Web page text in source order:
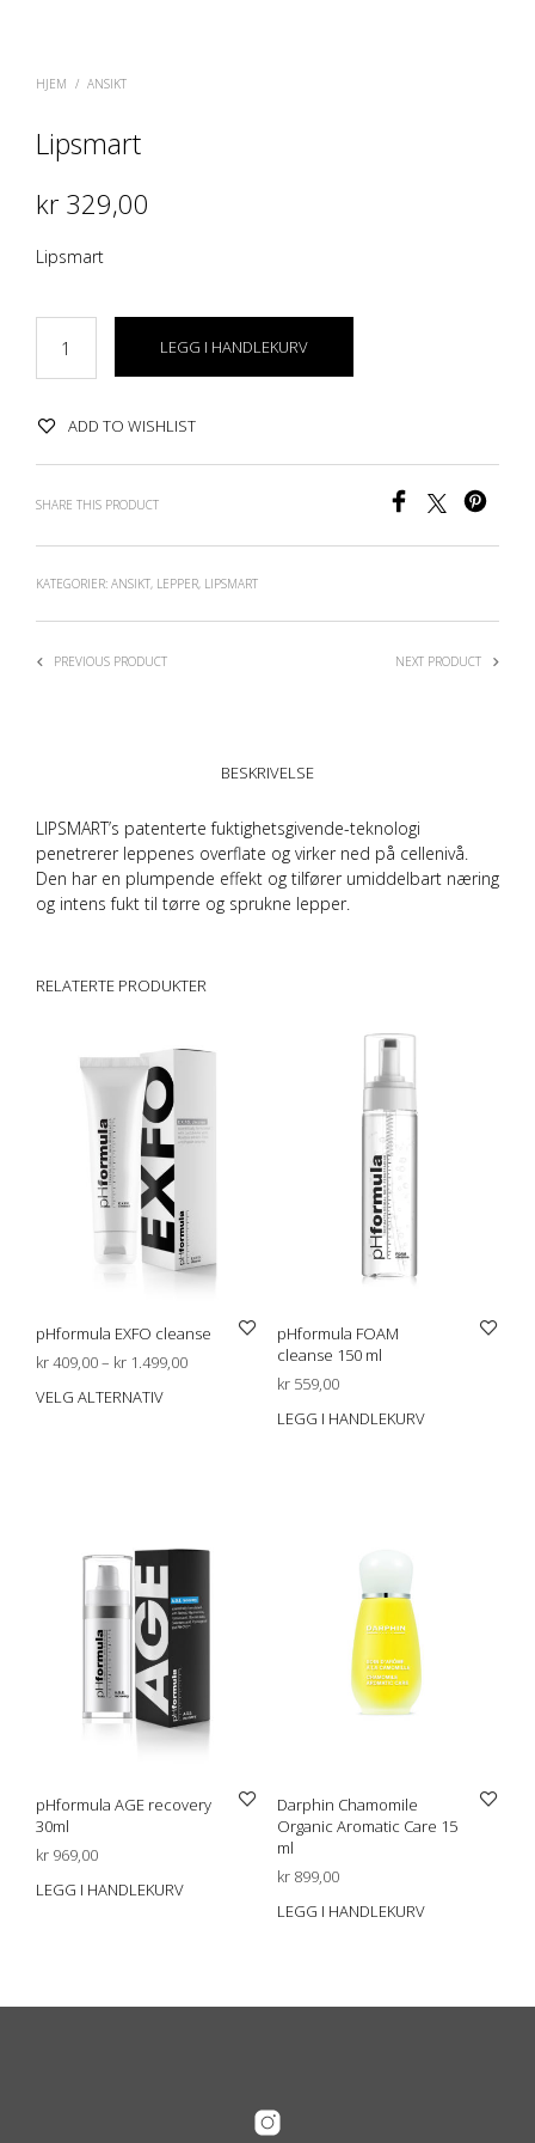
HJEM / ANSIKT
Lipsmart
kr 329,00
Lipsmart
LEGG I HANDLEKURV
ADD TO WISHLIST
SHARE THIS PRODUCT
KATEGORIER: ANSIKT, LEPPER, LIPSMART
PREVIOUS PRODUCT NEXT PRODUCT
BESKRIVELSE
LIPSMART’s patenterte fuktighetsgivende-teknologi
penetrerer leppenes overflate og virker ned på cellenivå.
Den har en plumpende effekt og tilfører umiddelbart næring
og intens fukt til tørre og sprukne lepper.
RELATERTE PRODUKTER
pHformula EXFO cleanse
kr409,00– kr 1.499,00Prisområde:
VELG ALTERNATIV
produktet
pHformula FOAM
cleanse 150 ml
kr559,00
LEGG I HANDLEKURV
pHformula AGE recovery
30ml
kr 969,00
LEGG I HANDLEKURV
Darphin Chamomile
Organic Aromatic Care 15
ml
kr899,00
LEGG I HANDLEKURV